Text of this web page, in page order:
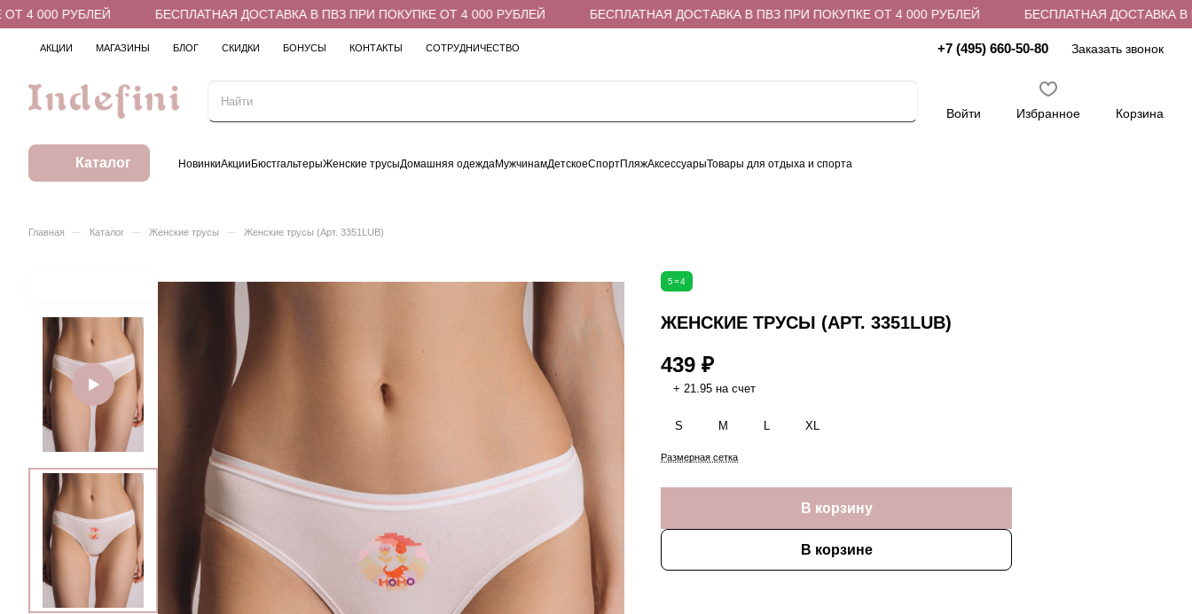
000 РУБЛЕЙ БЕСПЛАТНАЯ ДОСТАВКА В ПВЗ ПРИ ПОКУПКЕ ОТ 4 000 РУБЛЕЙ БЕСПЛАТНАЯ ДОСТАВКА В ПВЗ ПРИ ПОКУПКЕ ОТ 4 000 РУБЛЕЙ БЕСПЛАТНАЯ ДОСТАВКА В
АКЦИИ МАГАЗИНЫ БЛОГ СКИДКИ БОНУСЫ КОНТАКТЫ СОТРУДНИЧЕСТВО +7 (495) 660-50-80 Заказать звонок
Войти Избранное Корзина
Каталог НовинкиАкцииБюстгальтерыЖенские трусыДомашняя одеждаМужчинамДетскоеСпортПляжАксессуарыТовары для отдыха и спорта
Главная – Каталог – Женские трусы – Женские трусы (Арт. 3351LUB)
5=4
ЖЕНСКИЕ ТРУСЫ (АРТ. 3351LUB)
439 ₽
+ 21.95 на счет
S M L XL
Размерная сетка
В корзину
В корзине